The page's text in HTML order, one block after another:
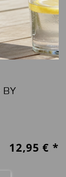
BY
12,95 € *